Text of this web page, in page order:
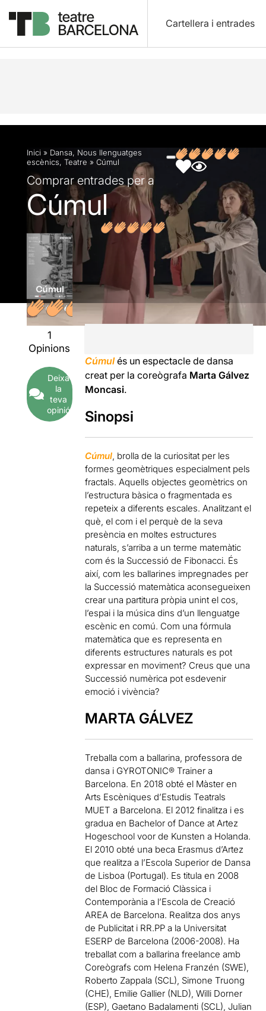
Cartellera i entrades
Descripció Fitxa artística Fotos i vídeos
Inici » Dansa, Nous llenguatges
escènics, Teatre » Cúmul
Comprar entrades per a
Cúmul
1
Opinions
Deixa
la
teva
opinió
Cúmulés un espectacle de dansa
creat per la coreògrafa Marta Gálvez
Moncasi.
Sinopsi
Cúmul , brolla de la curiositat per les
formes geomètriques especialment pels
fractals. Aquells objectes geomètrics on
l’estructura bàsica o fragmentada es
repeteix a diferents escales. Analitzant el
què, el com i el perquè de la seva
presència en moltes estructures
naturals, s’arriba a un terme matemàtic
com és la Successió de Fibonacci. És
així, com les ballarines impregnades per
la Successió matemàtica aconsegueixen
crear una partitura pròpia unint el cos,
l’espai i la música dins d’un llenguatge
escènic en comú. Com una fórmula
matemàtica que es representa en
diferents estructures naturals es pot
expressar en moviment? Creus que una
Successió numèrica pot esdevenir
emoció i vivència?
MARTA GÁLVEZ
Treballa com a ballarina, professora de
dansa i GYROTONIC® Trainer a
Barcelona. En 2018 obté el Màster en
Arts Escèniques d’Estudis Teatrals
MUET a Barcelona. El 2012 finalitza i es
gradua en Bachelor of Dance at Artez
Hogeschool voor de Kunsten a Holanda.
El 2010 obté una beca Erasmus d’Artez
que realitza a l’Escola Superior de Dansa
de Lisboa (Portugal). Es titula en 2008
del Bloc de Formació Clàssica i
Contemporània a l’Escola de Creació
AREA de Barcelona. Realitza dos anys
de Publicitat i RR.PP a la Universitat
ESERP de Barcelona (2006-2008). Ha
treballat com a ballarina freelance amb
Coreògrafs com Helena Franzén (SWE),
Roberto Zappala (SCL), Simone Truong
(CHE), Emilie Gallier (NLD), Willi Dorner
(ESP), Gaetano Badalamenti (SCL), Julian